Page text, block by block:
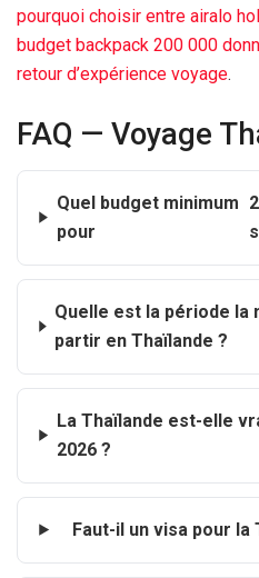
pourquoi choisir entre airalo
budget backpack 200 000
retour d’expérience voyage.
FAQ — Voyage
Quel budget minimum
pour
2
Quelle est la période la
partir en Thaïlande ?
La Thaïlande est-elle
2026 ?
Faut-il un visa pour la